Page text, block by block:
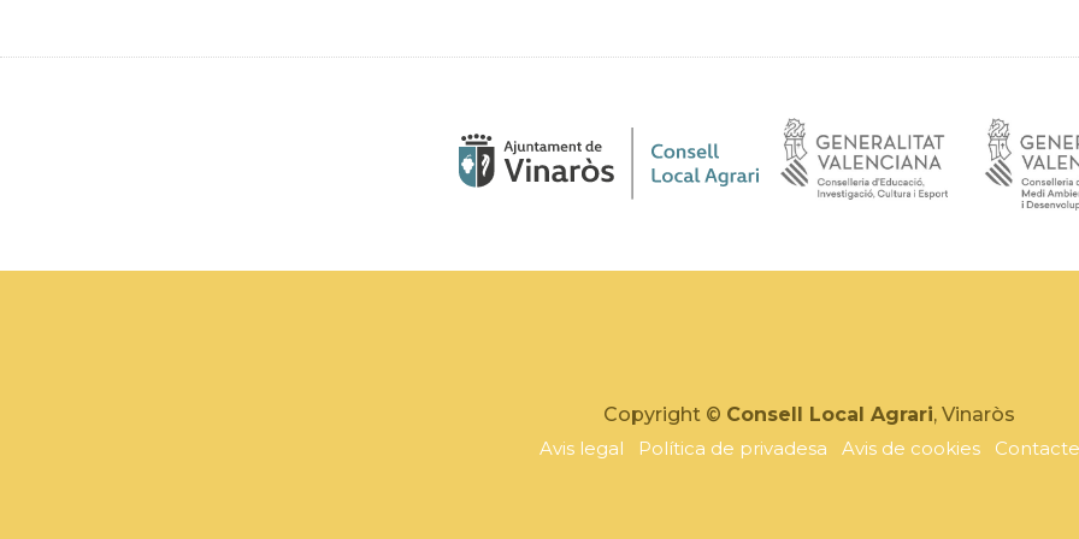
Copyright © Consell Local Agrari, Vinaròs
Avis legal
Política de privadesa Avis de cookies Contacte